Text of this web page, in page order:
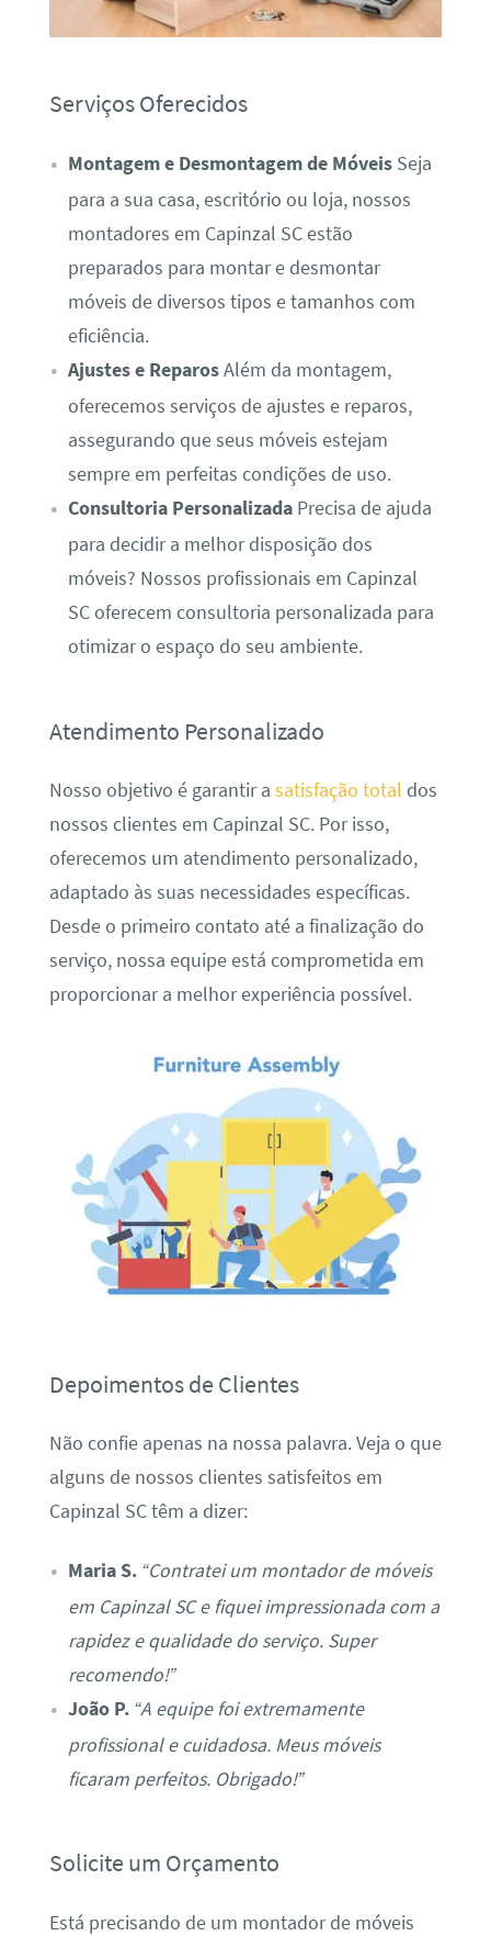
Serviços Oferecidos
Montagem e Desmontagem de MóveisSeja
para a sua casa, escritório ou loja, nossos
montadores em Capinzal SC estão
preparados para montar e desmontar
móveis de diversos tipos e tamanhos com
eficiência.
Ajustes e ReparosAlém da montagem,
oferecemos serviços de ajustes e reparos,
assegurando que seus móveis estejam
sempre em perfeitas condições de uso.
Consultoria PersonalizadaPrecisa de ajuda
para decidir a melhor disposição dos
móveis? Nossos profissionais em Capinzal
SC oferecem consultoria personalizada para
otimizar o espaço do seu ambiente.
Atendimento Personalizado
Nosso objetivo é garantir a satisfação total dos
nossos clientes em Capinzal SC. Por isso,
oferecemos um atendimento personalizado,
adaptado às suas necessidades específicas.
Desde o primeiro contato até a finalização do
serviço, nossa equipe está comprometida em
proporcionar a melhor experiência possível.
Depoimentos de Clientes
Não confie apenas na nossa palavra. Veja o que
alguns de nossos clientes satisfeitos em
Capinzal SC têm a dizer:
Maria S. “Contratei um montador de móveis
em Capinzal SC e fiquei impressionada com a
rapidez e qualidade do serviço. Super
recomendo!”
João P. “A equipe foi extremamente
profissional e cuidadosa. Meus móveis
ficaram perfeitos. Obrigado!”
Solicite um Orçamento
Está precisando de um montador de móveis